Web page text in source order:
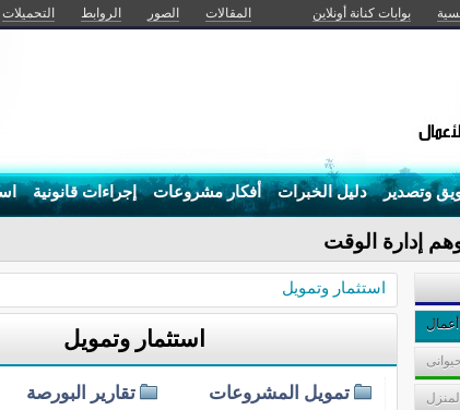
بوابات كنانة أونلاين المقالات الصور الروابط التحميلات
وتصدير دليل الخبرات أفكار مشروعات إجراءات قانونية
إدارة الوقت
استثمار وتمويل
استثمار وتمويل
تمويل المشروعات تقارير البورصة